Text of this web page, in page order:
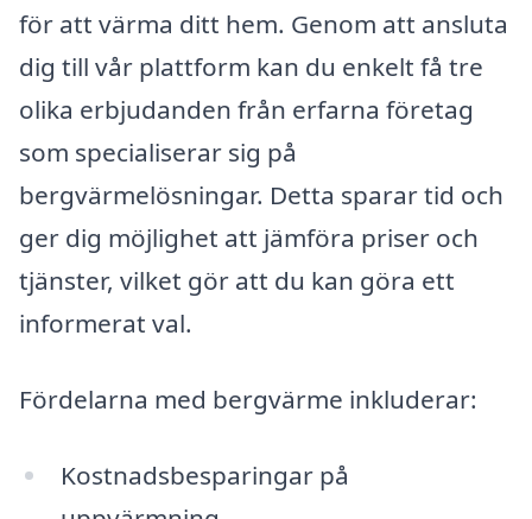
för att värma ditt hem. Genom att ansluta
dig till vår plattform kan du enkelt få tre
olika erbjudanden från erfarna företag
som specialiserar sig på
bergvärmelösningar. Detta sparar tid och
ger dig möjlighet att jämföra priser och
tjänster, vilket gör att du kan göra ett
informerat val.
Fördelarna med bergvärme inkluderar:
Kostnadsbesparingar på